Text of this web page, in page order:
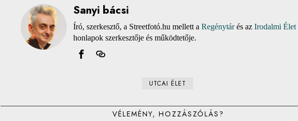
Sanyi bácsi
Író, szerkesztő, a Streetfotó.hu mellett a Regénytárés az Irodalmi Élet
honlapok szerkesztője és működtetője.
UTCAI ÉLET
VÉLEMÉNY, HOZZÁSZÓLÁS?